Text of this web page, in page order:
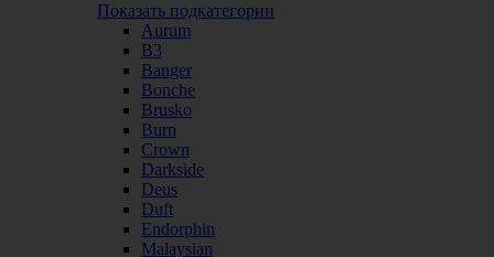
Показать подкатегории
Aurum
B3
Banger
Bonche
Brusko
Burn
Crown
Darkside
Deus
Duft
Endorphin
Malaysian